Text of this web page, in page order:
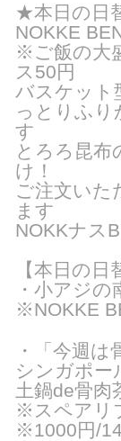
★本日の日
NOKKE
※ご飯の大
ス50円
バスケット
っとりふり
す
とろろ昆布
け！
ご注文いた
ま す
NOKKナス
【本日の
・小アジの
※NOKKE
・
「今週
シンガポー
土鍋de骨肉
※スペアリ
※1000円/